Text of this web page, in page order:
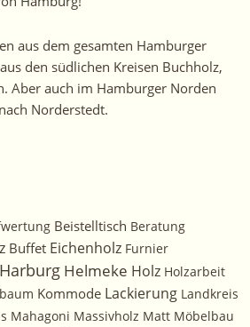
aus dem gesamten Hamburger
den südlichen Kreisen Buchholz,
Aber auch im Hamburger Norden
Norderstedt.
Beistelltisch Beratung
Buffet Eichenholz Furnier
Harburg Helmeke Holz Holzarbeit
Kommode Lackierung Landkreis
Mahagoni Massivholz Matt Möbelbau